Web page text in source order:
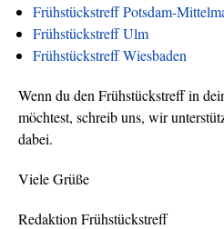
Frühstückstreff Potsdam-
Frühstückstreff Ulm
Frühstückstreff Wiesbaden
Wenn du den Frühstückstreff in
möchtest, schreib uns, wir
dabei.
Viele Grüße
Redaktion Frühstückstreff